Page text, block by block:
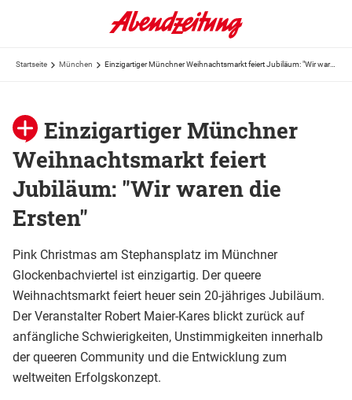
Startseite München Einzigartiger Münchner Weihnachtsmarkt feiert Jubiläum: "Wir waren die Ersten"
Einzigartiger Münchner
Weihnachtsmarkt feiert
Jubiläum: "Wir waren die
Ersten"
Pink Christmas am Stephansplatz im Münchner
Glockenbachviertel ist einzigartig. Der queere
Weihnachtsmarkt feiert heuer sein 20-jähriges Jubiläum.
Der Veranstalter Robert Maier-Kares blickt zurück auf
anfängliche Schwierigkeiten, Unstimmigkeiten innerhalb
der queeren Community und die Entwicklung zum
weltweiten Erfolgskonzept.